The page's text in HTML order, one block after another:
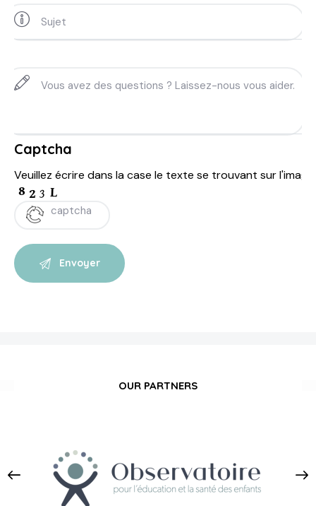
Captcha
Veuillez écrire dans la case le texte se trouvant sur l'image
OUR PARTNERS